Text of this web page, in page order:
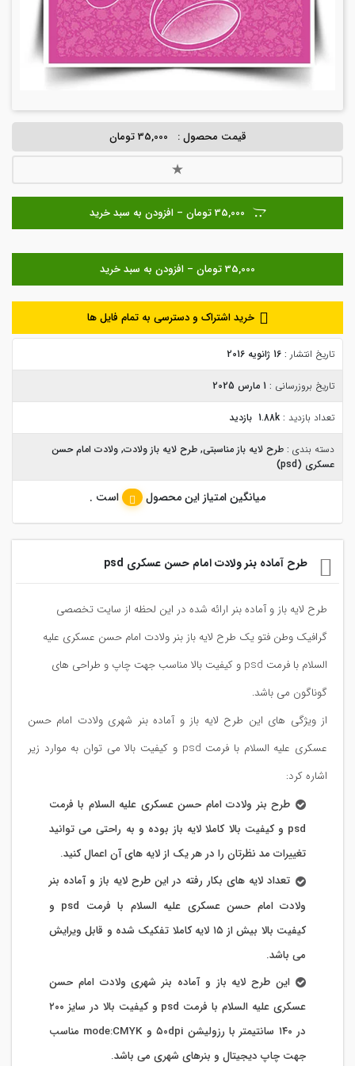
قیمت محصول : 35,000 تومان
35,000 تومان – افزودن به سبد خرید
خرید اشتراک و دسترسی به تمام فایل ها
تاریخ انتشار : 16 ژانویه 2016
تاریخ بروزرسانی : 1 مارس 2025
تعداد بازدید : 1.88k بازدید
دسته بندی : طرح لایه باز مناسبتی, طرح لایه باز ولادت, ولادت امام حسن
عسکری (psd)
میانگین امتیاز این محصول است .
طرح آماده بنر ولادت امام حسن عسکری psd
طرح لایه باز و آماده بنر ارائه شده در این لحظه از سایت تخصصی
گرافیک وطن فتو یک طرح لایه باز بنر ولادت امام حسن عسکری علیه
السلام با فرمت psd و کیفیت بالا مناسب جهت چاپ و طراحی های
گوناگون می باشد.
از ویژگی های این طرح لایه باز و آماده بنر شهری ولادت امام حسن
عسکری علیه السلام با فرمت psd و کیفیت بالا می توان به موارد زیر
اشاره کرد:
طرح بنر ولادت امام حسن عسکری علیه السلام با فرمت
psd و کیفیت بالا کاملا لایه باز بوده و به راحتی می توانید
تغییرات مد نظرتان را در هر یک از لایه های آن اعمال کنید.
تعداد لایه های بکار رفته در این طرح لایه باز و آماده بنر
ولادت امام حسن عسکری علیه السلام با فرمت psd و
کیفیت بالا بیش از ۱۵ لایه کاملا تفکیک شده و قابل ویرایش
می باشد.
این طرح لایه باز و آماده بنر شهری ولادت امام حسن
عسکری علیه السلام با فرمت psd و کیفیت بالا در سایز ۲۰۰
در ۱۴۰ سانتیمتر با رزولیشن ۵۰dpi و mode:CMYK مناسب
جهت چاپ دیجیتال و بنرهای شهری می باشد.